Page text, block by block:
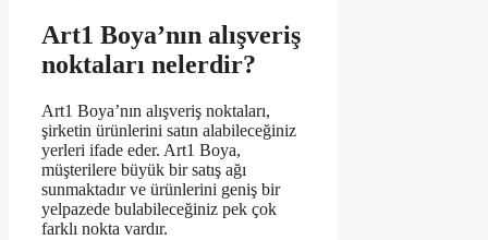
Art1 Boya’nın alışveriş
noktaları nelerdir?
Art1 Boya’nın alışveriş noktaları,
şirketin ürünlerini satın alabileceğiniz
yerleri ifade eder. Art1 Boya,
müşterilere büyük bir satış ağı
sunmaktadır ve ürünlerini geniş bir
yelpazede bulabileceğiniz pek çok
farklı nokta vardır.